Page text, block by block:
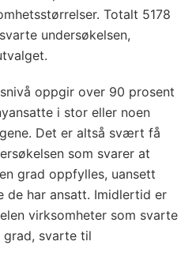
Totalt 5178
undersøkelsen,
oppgir over 90 prosent
i stor eller noen
Det er altså svært få
som svarer at
grad oppfylles, uansett
de har ansatt. Imidlertid er
virksomheter som svarte
grad, svarte til